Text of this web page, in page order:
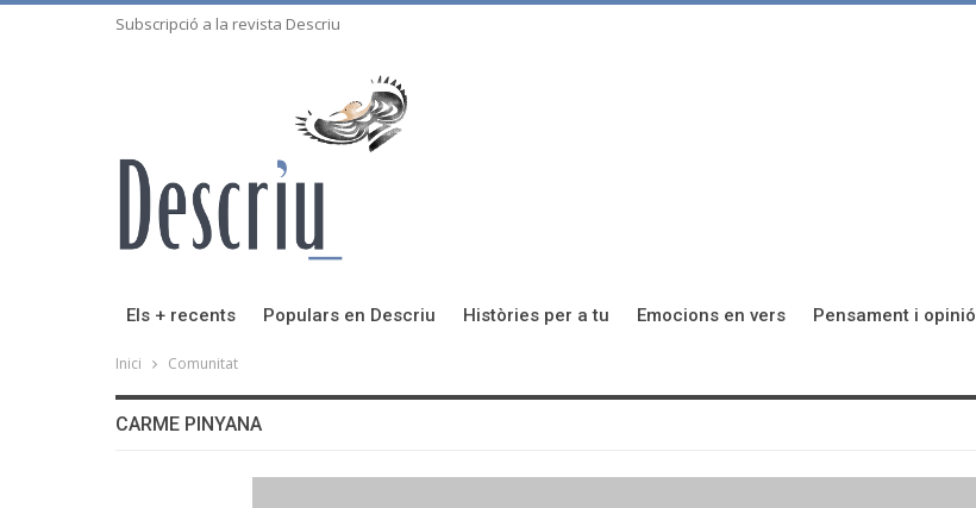
Subscripció a la revista Descriu
Els + recents Populars en Descriu Històries per a tu Emocions en vers Pensament i opinió
Inici Comunitat
CARME PINYANA